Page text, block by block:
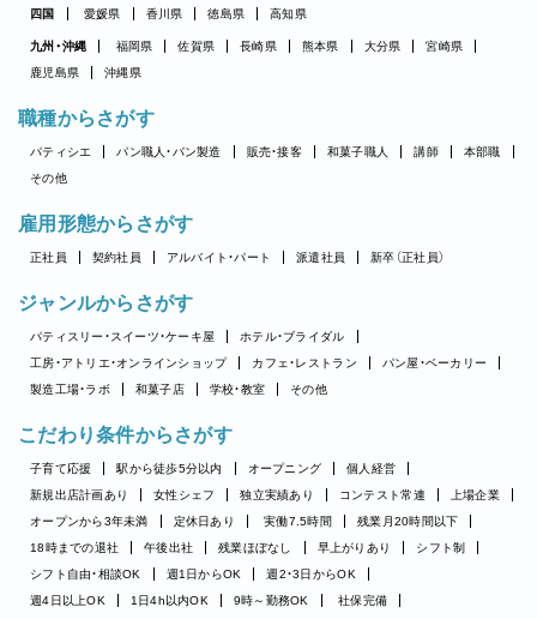
四国 愛媛県 香川県 徳島県 高知県
九州・沖縄 福岡県 佐賀県 長崎県 熊本県 大分県
宮崎県
鹿児島県
沖縄県
職種からさがす
パティシエ パン職人・パン製造 販売・接客 和菓子職人 講師
本部職
その他
雇用形態からさがす
正社員 契約社員 アルバイト・パート 派遣社員 新卒（正社員）
ジャンルからさがす
パティスリー・スイーツ・ケーキ屋
ホテル・ブライダル
工房・アトリエ・オンラインショップ
カフェ・レストラン
パン屋・ベーカリー
製造工場・ラボ
和菓子店 学校・教室 その他
こだわり条件からさがす
子育て応援 駅から徒歩5分以内 オープニング
個人経営
新規出店計画あり
女性シェフ 独立実績あり コンテスト常連
上場企業
オープンから3年未満
定休日あり 実働7.5時間
残業月20時間以下
18時までの退社
午後出社 残業ほぼなし 早上がりあり
シフト制
シフト自由・相談OK
週1日からOK
週2・3日からOK
週4日以上OK
1日4h以内OK 9時～勤務OK
社保完備